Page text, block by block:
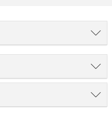
fra Årets Farge 2026!